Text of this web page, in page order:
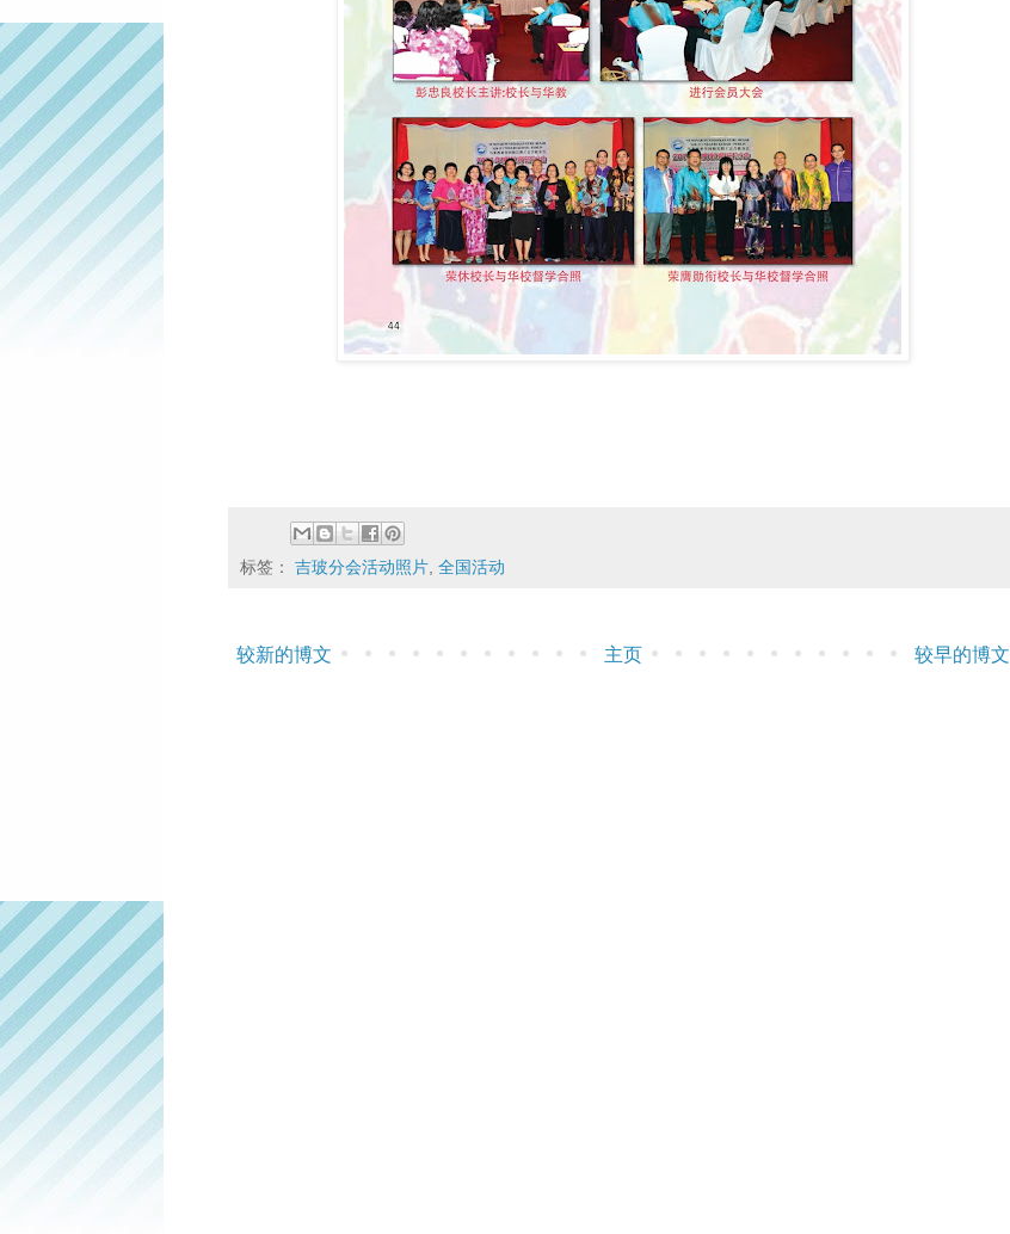
标签： 吉玻分会活动照片, 全国活动
较新的博文 较早的博文
主页